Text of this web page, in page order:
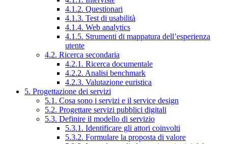
4.1.2. Questionari
4.1.3. Test di usabilità
4.1.4. Web analytics
4.1.5. Strumenti di mappatura dell’esperienza
utente
4.2. Ricerca secondaria
4.2.1. Ricerca documentale
4.2.2. Analisi benchmark
4.2.3. Valutazione euristica
5. Progettazione dei servizi
5.1. Cosa sono i servizi e il service design
5.2. Progettare servizi pubblici digitali
5.3. Definire il modello di servizio
5.3.1. Identificare gli attori coinvolti
5.3.2. Formulare la proposta di valore